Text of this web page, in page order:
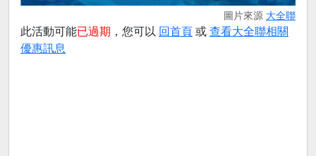
圖片來源 大全聯
此活動可能已過期 ，您可以 回首頁 或 查看大全聯相關
優惠訊息